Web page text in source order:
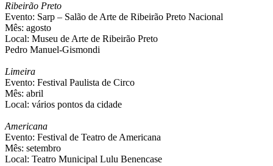
Ribeirão Preto
Evento: Sarp – Salão de Arte de Ribeirão Preto Nacional
Mês: agosto
Local: Museu de Arte de Ribeirão Preto
Pedro Manuel-Gismondi
Limeira
Evento: Festival Paulista de Circo
Mês: abril
Local: vários pontos da cidade
Americana
Evento: Festival de Teatro de Americana
Mês: setembro
Local: Teatro Municipal Lulu Benencase